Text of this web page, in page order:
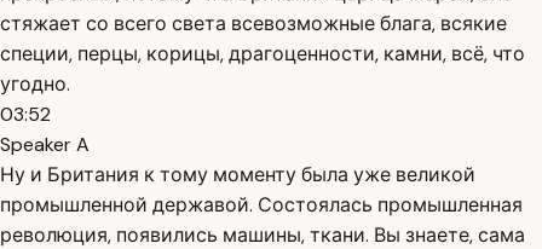
стяжает со всего света всевозможные блага, всякие
специи, перцы, корицы, драгоценности, камни, всё, что
угодно.
03:52
Speaker A
Ну и Британия к тому моменту была уже великой
промышленной державой. Состоялась промышленная
революция, появились машины, ткани. Вы знаете, сама